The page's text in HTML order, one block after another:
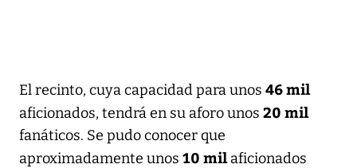
El recinto, cuya capacidad para unos 46 mil
aficionados, tendrá en su aforo unos 20 mil
fanáticos. Se pudo conocer que
aproximadamente unos 10 milaficionados